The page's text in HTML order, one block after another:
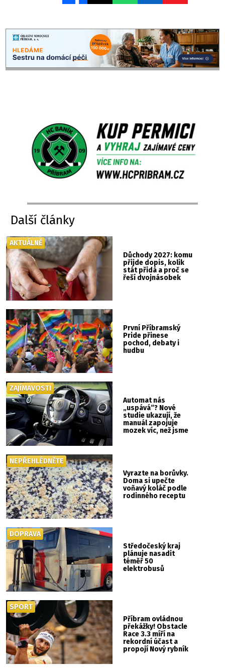
Další články
Důchody 2027: komu
přijde dopis, kolik
stát přidá a proč se
řeší dvojnásobek
AKTUÁLNĚ
První Příbramský
Pride přinese
pochod, debaty i
hudbu
Automat nás
„uspává“? Nové
studie ukazují, že
manuál zapojuje
mozek víc, než jsme
ZAJÍMAVOSTI
Vyrazte na borůvky.
Doma si upečte
voňavý koláč podle
rodinného receptu
NEPŘEHLÉDNĚTE
Středočeský kraj
plánuje nasadit
téměř 50
elektrobusů
DOPRAVA
Příbram ovládnou
překážky! Obstacle
Race 3.3 míří na
rekordní účast a
propojí Nový rybník
SPORT